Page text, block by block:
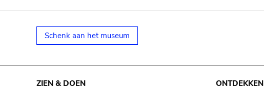
Schenk aan het museum
ZIEN & DOEN ONTDEKKEN